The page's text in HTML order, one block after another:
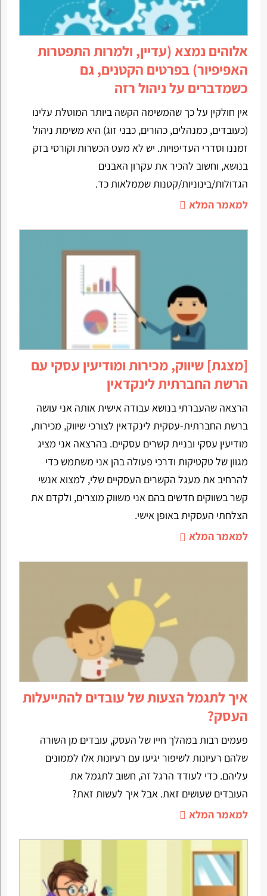
אלוהים נמצא (עדיין, ולמרות התפטרות
האפיפיור) בפרטים הקטנים, גם
כשמדברים על ניהול רזה
אין חולקין על כך שהמשימה הקשה ביותר המוטלת עלינו
(כעובדים, כמנהלים, כהורים, כבני זוג) היא משימת ניהול
זמננו וסדרי העדיפויות. יש לא מעט הכשרות וקורסי בזק
בנושא, וחשוב להכיר את עקרון האבנים
הגדולות/בינוניות/קטנות שממלאות כד.
למאמר המלא
[מצגת] שיווק, מכירות ומודיעין עסקי עם
הרשת החברתית לינקדאין
הרצאה שהעברתי בנושא עבודה אישית אותה אני עושה
ברשת החברתית-עסקית לינקדאין לצורכי שיווק, מכירות,
מודיעין עסקי ובניית קשרים עסקיים. בהרצאה אני מציג
מגוון של טקטיקות ודרכי פעולה בהן אני משתמש כדי
להרחיב את מעגל הקשרים העסקיים שלי, למצוא אנשי
קשר בשווקים חדשים בהם אני משווק מוצרים, ולקדם את
הצלחתי העסקית באופן אישי.
למאמר המלא
איך לתגמל הצעות של עובדים להתייעלות
העסק?
פעמים רבות במהלך חייו של העסק, עובדים מן השורה
שלהם רעיונות לשיפור יגיעו עם רעיונות אלו לממונים
עליהם. כדי לעודד הרגל זה, חשוב לתגמל את
העובדים שעושים זאת. אבל איך לעשות זאת?
למאמר המלא